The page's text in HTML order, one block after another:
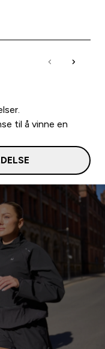
til å vinne en